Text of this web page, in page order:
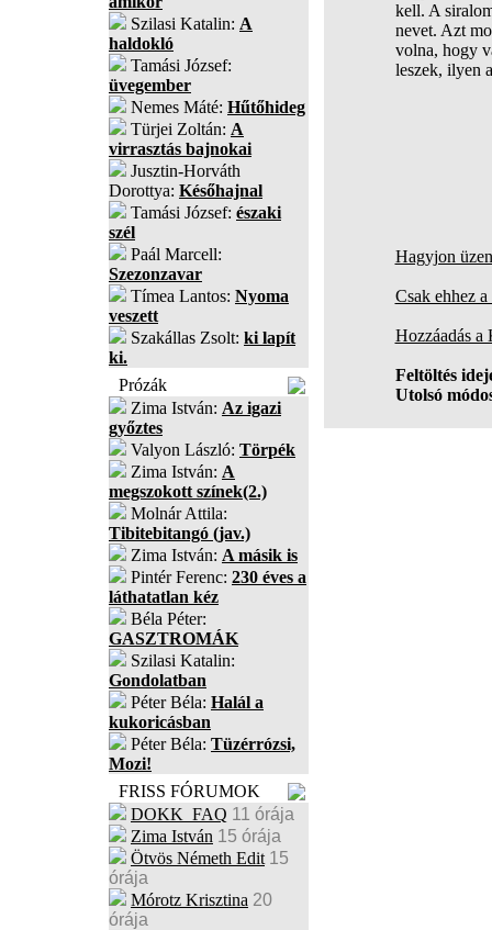
Szilasi Katalin: A
haldokló
Tamási József:
üvegember
Nemes Máté: Hűtőhideg
Türjei Zoltán: A
virrasztás bajnokai
Jusztin-Horváth
Dorottya: Későhajnal
Tamási József: északi
szél
Paál Marcell:
Szezonzavar
Tímea Lantos: Nyoma
veszett
Szakállas Zsolt: ki lapít
ki.
Prózák
Zima István: Az igazi
győztes
Valyon László: Törpék
Zima István: A
megszokott színek(2.)
Molnár Attila:
Tibitebitangó (jav.)
Zima István: A másik is
Pintér Ferenc: 230 éves a
láthatatlan kéz
Béla Péter:
GASZTROMÁK
Szilasi Katalin:
Gondolatban
Péter Béla: Halál a
kukoricásban
Péter Béla: Tüzérrózsi,
Mozi!
FRISS FÓRUMOK
DOKK_FAQ 11 órája
Zima István 15 órája
Ötvös Németh Edit 15
órája
Mórotz Krisztina 20
órája
kell. A
nevet. Azt
volna, hogy
leszek, ilyen
Hagyjon
Csak ehhez
Hozzáadás
Feltöltés
Utolsó